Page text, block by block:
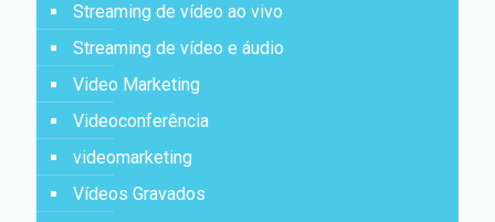
Streaming de vídeo ao vivo
Streaming de vídeo e áudio
Video Marketing
Videoconferência
videomarketing
Vídeos Gravados